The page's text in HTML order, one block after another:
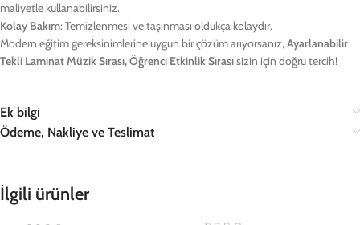
maliyetle kullanabilirsiniz.
Kolay Bakım: Temizlenmesi ve taşınması oldukça kolaydır.
Modern eğitim gereksinimlerine uygun bir çözüm arıyorsanız,Ayarlanabilir
Tekli Laminat Müzik Sırası, Öğrenci Etkinlik Sırasısizin için doğru tercih!
Ek bilgi
Ödeme, Nakliye ve Teslimat
İlgili ürünler